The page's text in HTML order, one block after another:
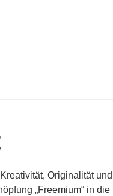
Originalität
„Freemium“ in